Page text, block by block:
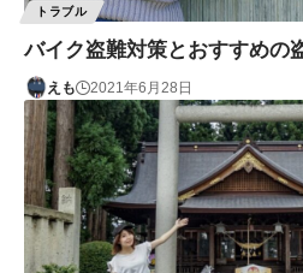
トラブル
バイク盗難対策とおすすめの
えも 2021年6月28日